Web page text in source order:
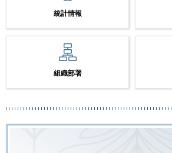
統計情報
組織部署